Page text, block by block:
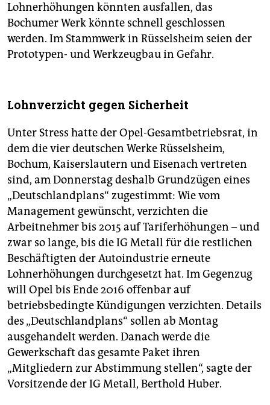
Lohnerhöhungen könnten ausfallen, das
Bochumer Werk könnte schnell geschlossen
werden. Im Stammwerk in Rüsselsheim seien der
Prototypen- und Werkzeugbau in Gefahr.
Lohnverzicht gegen Sicherheit
Unter Stress hatte der Opel-Gesamtbetriebsrat, in
dem die vier deutschen Werke Rüsselsheim,
Bochum, Kaiserslautern und Eisenach vertreten
sind, am Donnerstag deshalb Grundzügen eines
„Deutschlandplans“ zugestimmt: Wie vom
Management gewünscht, verzichten die
Arbeitnehmer bis 2015 auf Tariferhöhungen – und
zwar so lange, bis die IG Metall für die restlichen
Beschäftigten der Autoindustrie erneute
Lohnerhöhungen durchgesetzt hat. Im Gegenzug
will Opel bis Ende 2016 offenbar auf
betriebsbedingte Kündigungen verzichten. Details
des „Deutschlandplans“ sollen ab Montag
ausgehandelt werden. Danach werde die
Gewerkschaft das gesamte Paket ihren
„Mitgliedern zur Abstimmung stellen“, sagte der
Vorsitzende der IG Metall, Berthold Huber.